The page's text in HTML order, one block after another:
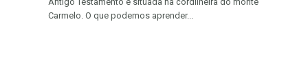
Carmelo. O que podemos aprender...